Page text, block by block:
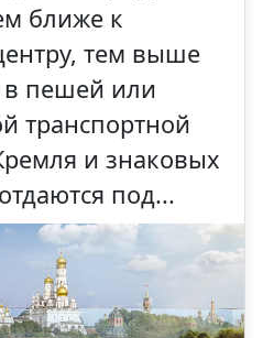
ближе к
тем выше
в пешей или
транспортной
и знаковых
под...